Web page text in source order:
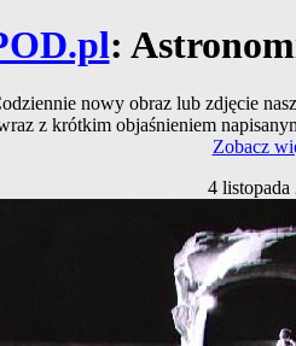
:
nowy obraz lub zdjęcie
z krótkim objaśnieniem
Zobacz
4 listopada